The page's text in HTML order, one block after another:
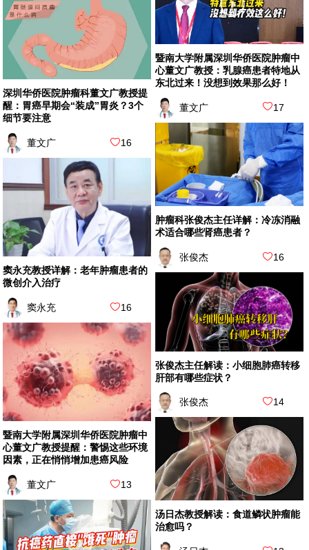
暨南大学附属深圳华侨医院肿瘤中
心董文广教授：乳腺癌患者特地从
东北过来！没想到效果那么好！
董文广 17
深圳华侨医院肿瘤科董文广教授提
醒：胃癌早期会“装成”胃炎？3个
细节要注意
董文广 16
肿瘤科张俊杰主任详解：冷冻消融
术适合哪些肾癌患者？
张俊杰
16
窦永充教授详解：老年肿瘤患者的
微创介入治疗
窦永充 16
张俊杰主任解读：小细胞肺癌转移
肝部有哪些症状？
张俊杰 14
暨南大学附属深圳华侨医院肿瘤中
心董文广教授提醒：警惕这些环境
因素，正在悄悄增加患癌风险
董文广 13
汤日杰教授解读：食道鳞状肿瘤能
治愈吗？